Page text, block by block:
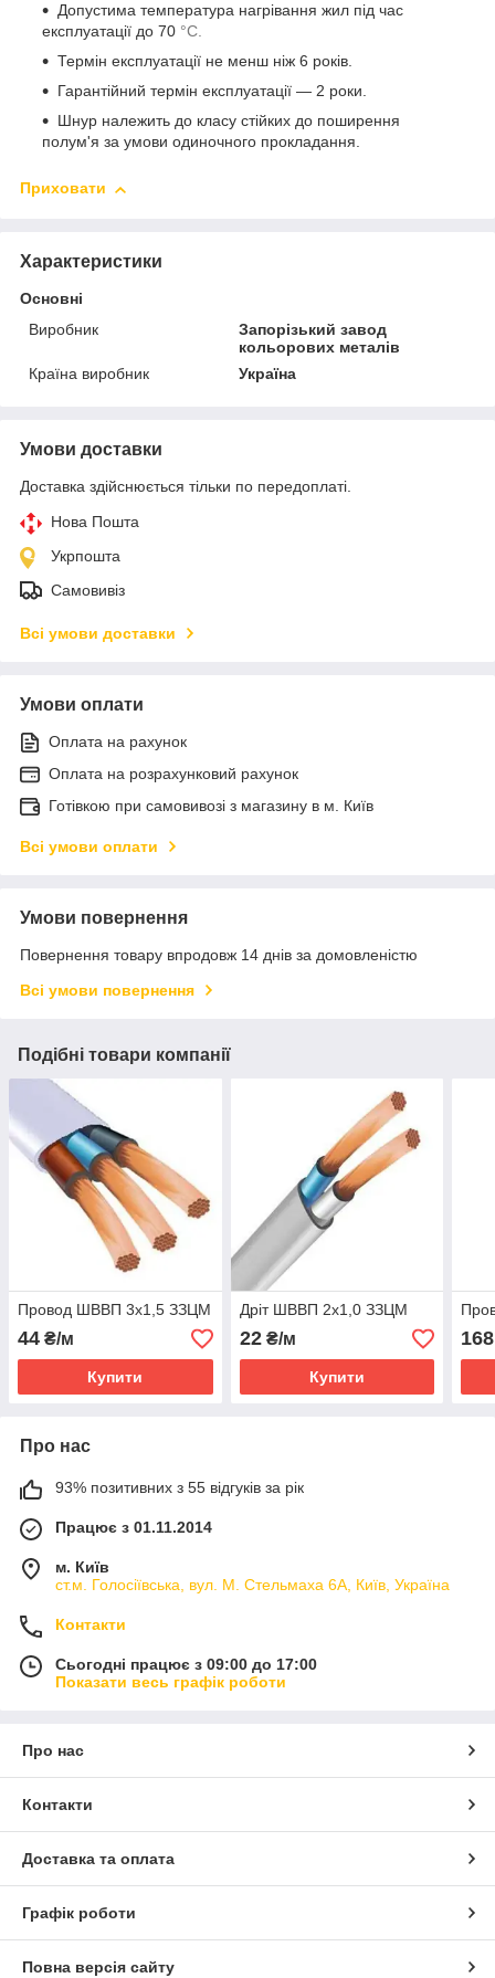
Допустима температура нагрівання жил під час
експлуатації до 70 °С.
Термін експлуатації не менш ніж 6 років.
Гарантійний термін експлуатації — 2 роки.
Шнур належить до класу стійких до поширення
полум'я за умови одиночного прокладання.
Приховати
Характеристики
Основні
Виробник
Запорізький завод
кольорових металів
Країна виробник
Україна
Умови доставки
Доставка здійснюється тільки по передоплаті.
Нова Пошта
Укрпошта
Самовивіз
Всі умови доставки
Умови оплати
Оплата на рахунок
Оплата на розрахунковий рахунок
Готівкою при самовивозі з магазину в м. Київ
Всі умови оплати
Умови повернення
Повернення товару впродовж 14 днів за домовленістю
Всі умови повернення
Подібні товари компанії
Провод ШВВП 3х1,5 ЗЗЦМ
44 ₴/м
Купити
Дріт ШВВП 2х1,0 ЗЗЦМ
22₴/м
Купити
168
Про нас
93% позитивних з 55 відгуків за рік
Працює з 01.11.2014
м. Київ
ст.м. Голосіївська, вул. М. Стельмаха 6А, Київ, Україна
Контакти
Сьогодні працює з 09:00 до 17:00
Показати весь графік роботи
Про нас
Контакти
Доставка та оплата
Графік роботи
Повна версія сайту